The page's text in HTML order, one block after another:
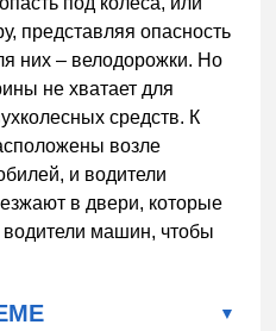
представляя опасность
них – велодорожки. Но
не хватает для
средств. К
возле
и водители
в двери, которые
машин, чтобы